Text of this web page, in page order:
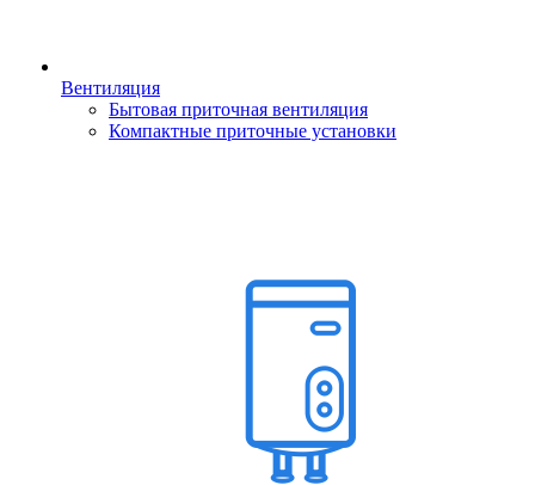
Вентиляция
Бытовая приточная вентиляция
Компактные приточные установки